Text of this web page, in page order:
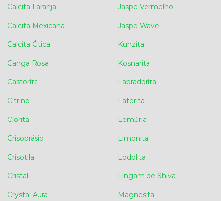
Calcita Laranja
Calcita Mexicana
Calcita Ótica
Canga Rosa
Castorita
Citrino
Clorita
Crisoprásio
Crisotila
Cristal
Crystal Aura
Jaspe Vermelho
Jaspe Wave
Kunzita
Kosnarita
Labradorita
Laterita
Lemúria
Limonita
Lodolita
Lingam de Shiva
Magnesita